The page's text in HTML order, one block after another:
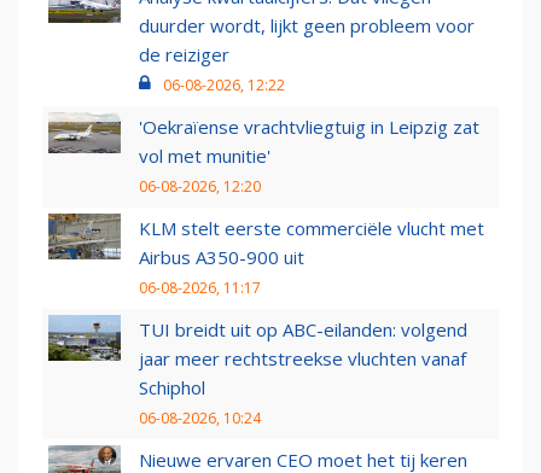
duurder wordt, lijkt geen probleem voor
de reiziger
06-08-2026, 12:22
'Oekraïense vrachtvliegtuig in Leipzig zat
vol met munitie'
06-08-2026, 12:20
KLM stelt eerste commerciële vlucht met
Airbus A350-900 uit
06-08-2026, 11:17
TUI breidt uit op ABC-eilanden: volgend
jaar meer rechtstreekse vluchten vanaf
Schiphol
06-08-2026, 10:24
Nieuwe ervaren CEO moet het tij keren